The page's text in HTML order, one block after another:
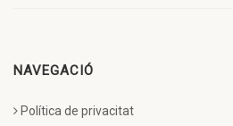
NAVEGACIÓ
Política de privacitat